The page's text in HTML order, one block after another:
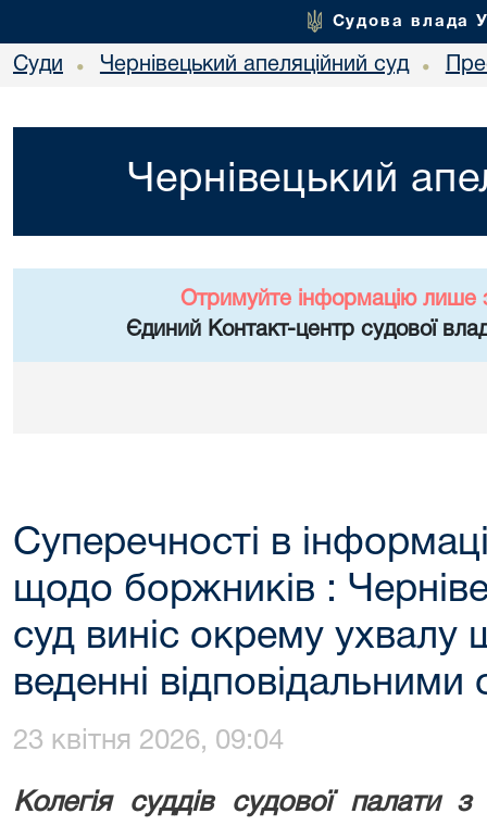
Судова влада
Суди • Чернівецький апеляційний суд •
Чернівецький
Отримуйте інформацію лише
Єдиний Контакт-центр судової
Суперечності в
щодо боржників :
суд виніс окрему ухвалу
веденні
23 квітня 2026, 09:04
Колегія суддів судової палати